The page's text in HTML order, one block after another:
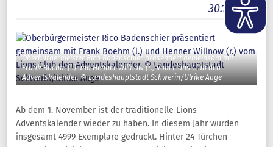
30.10.2025
Oberbürgermeister Rico Badenschier präsentiert gemeinsam mit
Frank Boehm (l.) und Henner Willnow (r.) vom Lions Club den
Adventskalender. © Landeshauptstadt Schwerin/Ulrike Auge
Ab dem 1. November ist der traditionelle Lions
Adventskalender wieder zu haben. In diesem Jahr wurden
insgesamt 4999 Exemplare gedruckt. Hinter 24 Türchen